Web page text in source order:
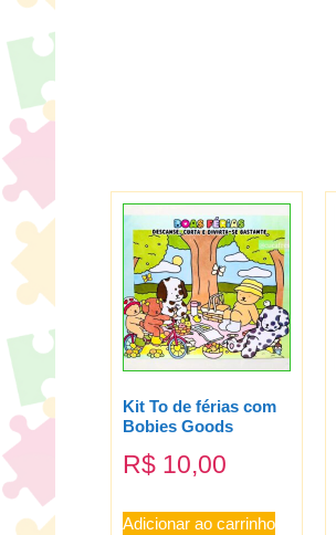
Kit To de férias com
Bobies Goods
R$ 10,00
Adicionar ao carrinho